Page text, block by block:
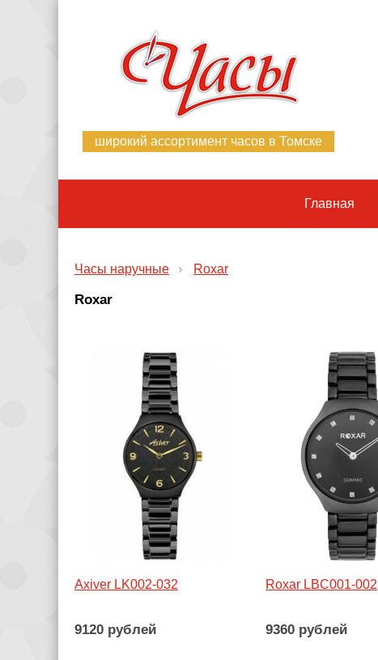
широкий ассортимент часов в Томске
Главная
Часы наручные Roxar
Roxar
Axiver LK002-032
9120 рублей
Roxar LBC001-002
9360 рублей